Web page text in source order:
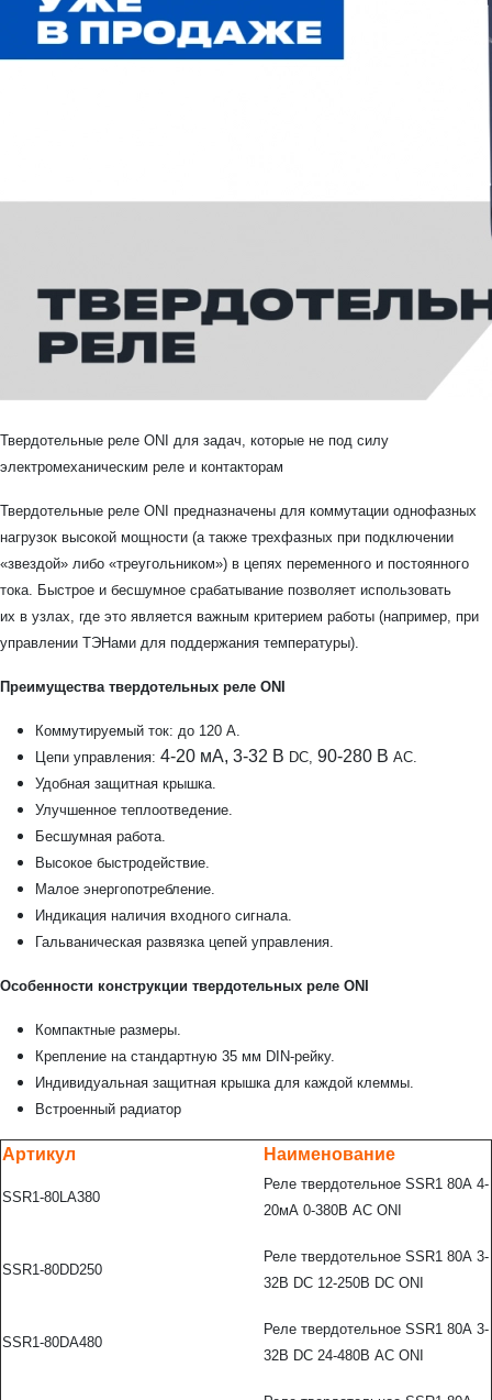
Твердотельные реле ONI для задач, которые не под силу
электромеханическим реле и контакторам
Твердотельные реле ONI предназначены для коммутации однофазных
нагрузок высокой мощности (а также трехфазных при подключении
«звездой» либо «треугольником») в цепях переменного и постоянного
тока. Быстрое и бесшумное срабатывание позволяет использовать
их в узлах, где это является важным критерием работы (например, при
управлении ТЭНами для поддержания температуры).
Преимущества твердотельных реле ONI
Коммутируемый ток: до 120 А.
Цепи управления: 4-20 мА, 3-32 В DC, 90-280 В AC.
Удобная защитная крышка.
Улучшенное теплоотведение.
Бесшумная работа.
Высокое быстродействие.
Малое энергопотребление.
Индикация наличия входного сигнала.
Гальваническая развязка цепей управления.
Особенности конструкции твердотельных реле ONI
Компактные размеры.
Крепление на стандартную 35 мм DIN-рейку.
Индивидуальная защитная крышка для каждой клеммы.
Встроенный радиатор
Артикул Наименование
SSR1-80LA380
Реле твердотельное SSR1 80А 4-
20мА 0-380В AC ONI
SSR1-80DD250
Реле твердотельное SSR1 80А 3-
32В DC 12-250В DC ONI
SSR1-80DA480
Реле твердотельное SSR1 80А 3-
32В DC 24-480В AC ONI